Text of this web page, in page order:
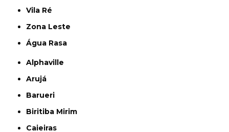
Vila Ré
Zona Leste
Água Rasa
Alphaville
Arujá
Barueri
Biritiba Mirim
Caieiras